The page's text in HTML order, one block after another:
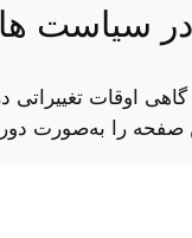
در
اوقات تغییراتی
را به‌صورت